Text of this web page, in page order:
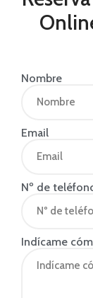
Nombre
Email
Nº de
Indícame